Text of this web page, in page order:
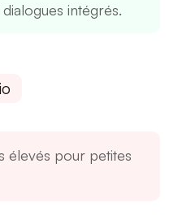
intégrés.
élevés pour petites